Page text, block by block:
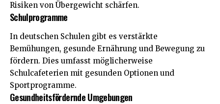
Risiken von Übergewicht schärfen.
Schulprogramme
In deutschen Schulen gibt es verstärkte
Bemühungen, gesunde Ernährung und Bewegung zu
fördern. Dies umfasst möglicherweise
Schulcafeterien mit gesunden Optionen und
Sportprogramme.
Gesundheitsfördernde Umgebungen